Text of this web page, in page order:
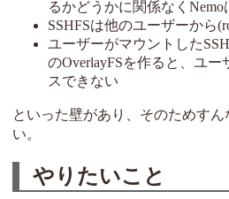
るかどうかに関係なく
SSHFSは他のユーザーから
ユーザーがマウントした
のOverlayFSを作ると、ユー
スできない
といった壁があり、そのためす
い。
やりたいこと